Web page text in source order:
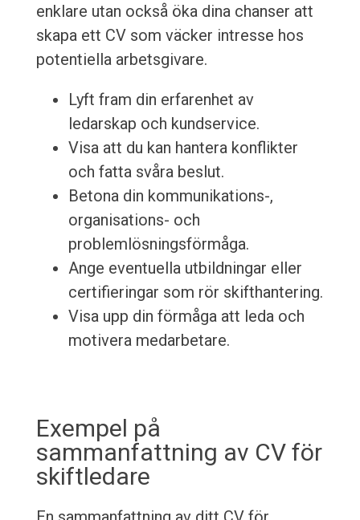
enklare utan också öka dina chanser att
skapa ett CV som väcker intresse hos
potentiella arbetsgivare.
Lyft fram din erfarenhet av
ledarskap och kundservice.
Visa att du kan hantera konflikter
och fatta svåra beslut.
Betona din kommunikations-,
organisations- och
problemlösningsförmåga.
Ange eventuella utbildningar eller
certifieringar som rör skifthantering.
Visa upp din förmåga att leda och
motivera medarbetare.
Exempel på
sammanfattning av CV för
skiftledare